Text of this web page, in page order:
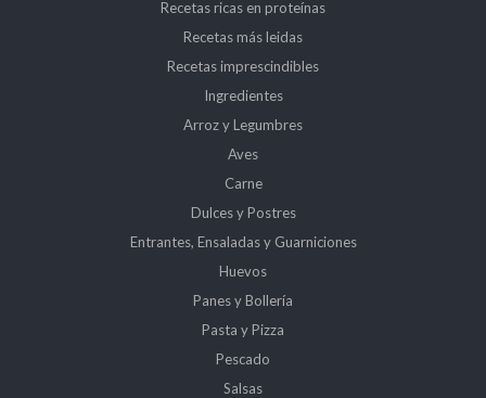
Recetas ricas en proteínas
Recetas más leidas
Recetas imprescindibles
Ingredientes
Arroz y Legumbres
Aves
Carne
Dulces y Postres
Entrantes, Ensaladas y Guarniciones
Huevos
Panes y Bollería
Pasta y Pizza
Pescado
Salsas